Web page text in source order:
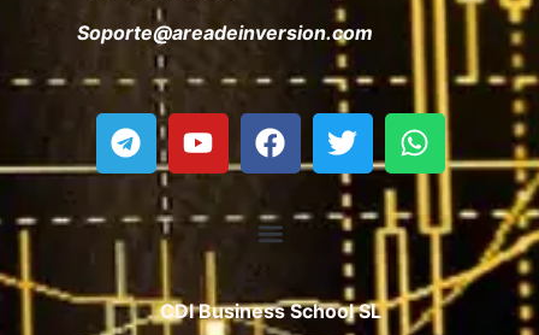
Soporte@areadeinversion.com
CDI Business School SL